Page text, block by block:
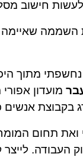
חישוב
שאיימה
מתוך
מועדון אפורי
אנשים
תחום
העבודה. לייצר